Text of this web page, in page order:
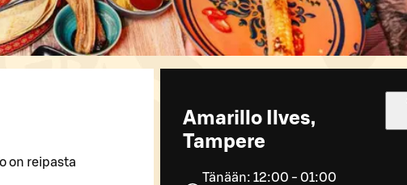
Amarillo Ilves,
Tampere
Tänään: 12:00 - 01:00
on reipasta